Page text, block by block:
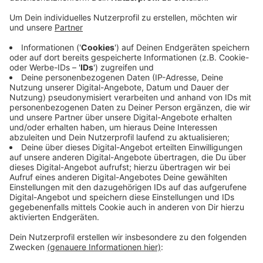
Vorsitzende der Tafel, Wolfgang Weilerswist. Es
seien aber genug Helfer da.
Spuckschutzen ausgestattet worden und es
wurden wieder Lebensmittel eingesammelt. Die
Menschen, die zur Tafel gehen, müssen wie in den
Geschäften auch Mund-Nasen-Schutz tragen und
es gelten weitere Hygienemaßnahmen. Deshalb
müssen sich die Bedürftigen auf längere
Wartezeiten einstellen. Etwa 1.000 Menschen
gehen zur Mechernicher Tafel.
Veröffentlicht:Dienstag, 05.05.2020 06:48
Anzeige